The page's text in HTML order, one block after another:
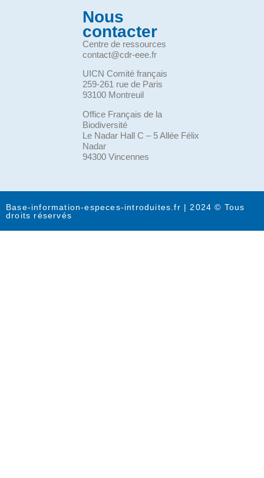
Nous
contacter
Centre de ressources
contact@cdr-eee.fr
UICN Comité français
259-261 rue de Paris
93100 Montreuil
Office Français de la
Biodiversité
Le Nadar Hall C – 5 Allée Félix
Nadar
94300 Vincennes
Base-information-especes-introduites.fr | 2024 © Tous
droits réservés